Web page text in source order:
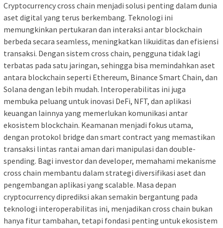
Cryptocurrency cross chain menjadi solusi penting dalam dunia
aset digital yang terus berkembang. Teknologi ini
memungkinkan pertukaran dan interaksi antar blockchain
berbeda secara seamless, meningkatkan likuiditas dan efisiensi
transaksi. Dengan sistem cross chain, pengguna tidak lagi
terbatas pada satu jaringan, sehingga bisa memindahkan aset
antara blockchain seperti Ethereum, Binance Smart Chain, dan
Solana dengan lebih mudah. Interoperabilitas ini juga
membuka peluang untuk inovasi DeFi, NFT, dan aplikasi
keuangan lainnya yang memerlukan komunikasi antar
ekosistem blockchain. Keamanan menjadi fokus utama,
dengan protokol bridge dan smart contract yang memastikan
transaksi lintas rantai aman dari manipulasi dan double-
spending. Bagi investor dan developer, memahami mekanisme
cross chain membantu dalam strategi diversifikasi aset dan
pengembangan aplikasi yang scalable. Masa depan
cryptocurrency diprediksi akan semakin bergantung pada
teknologi interoperabilitas ini, menjadikan cross chain bukan
hanya fitur tambahan, tetapi fondasi penting untuk ekosistem